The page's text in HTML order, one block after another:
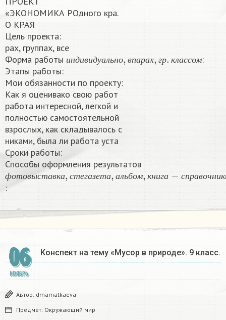
«ЭКОНОМИКА РОдного кра.
О КРАЯ
Цель проекта:
рах, группах, все
Форма работы
и н д и в и д у ал ьн о впарах гр класс ом
и
:
Этапы работы:
Мои обязанности по проекту:
Как я оценивако свою работ
работа интересной, легкой и
полностью самостоятельной
взрослых, как складывалось с
никами, была ли работа уста
Сроки работы:
Способы оформления результатов
ф о т о в ы с т а в к а ст е г аз ет а аль б ом кн и г а с п р а в о ч н и к
фотовы ставка,стег азета,альб
:​
06
НОЯБРЬ
Конспект на тему «Мусор в природе». 9 класс.​
Автор: dmamatkaeva
Предмет: Окружающий мир